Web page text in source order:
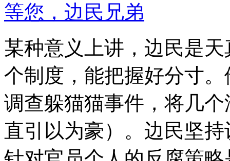
等您，边民兄弟
某种意义上讲，边民是
个制度，能把握好分寸
调查躲猫猫事件，将几
直引以为豪）。边民坚